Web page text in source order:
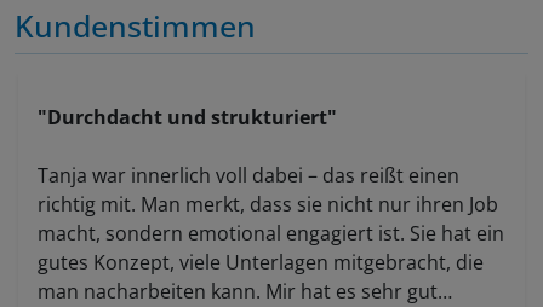
Kundenstimmen
"Durchdacht und strukturiert"
Tanja war innerlich voll dabei – das reißt einen
richtig mit. Man merkt, dass sie nicht nur ihren Job
macht, sondern emotional engagiert ist. Sie hat ein
gutes Konzept, viele Unterlagen mitgebracht, die
man nacharbeiten kann. Mir hat es sehr gut